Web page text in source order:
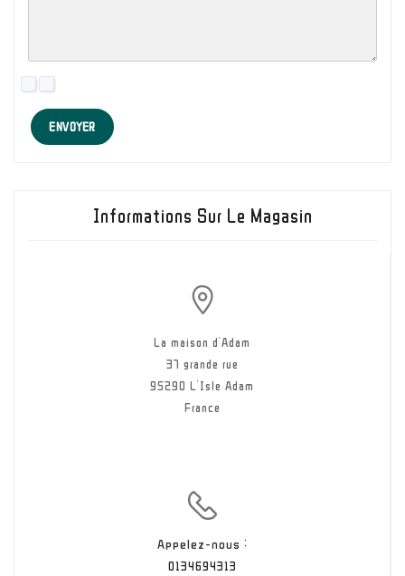
ENVOYER
Informations Sur Le Magasin
La maison d'Adam
37 grande rue
95290 L'Isle Adam
France
Appelez-nous :
0134694313